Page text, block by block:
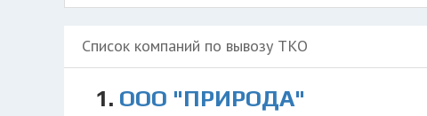
Список компаний по вывозу ТКО
1. ООО "ПРИРОДА"